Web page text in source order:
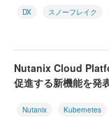
DX スノーフレイク
Nutanix Cloud
促進する新機能を発
Nutanix Kubernetes